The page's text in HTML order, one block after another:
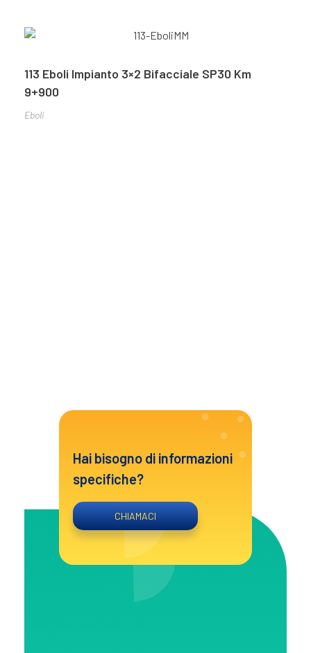
113 Eboli Impianto 3×2 Bifacciale SP30 Km
9+900
Eboli
Hai bisogno di informazioni
specifiche?
CHIAMACI